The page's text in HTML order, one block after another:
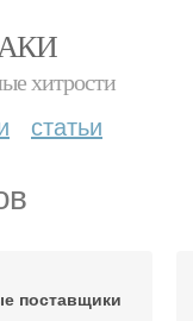
хитрости
статьи
поставщики